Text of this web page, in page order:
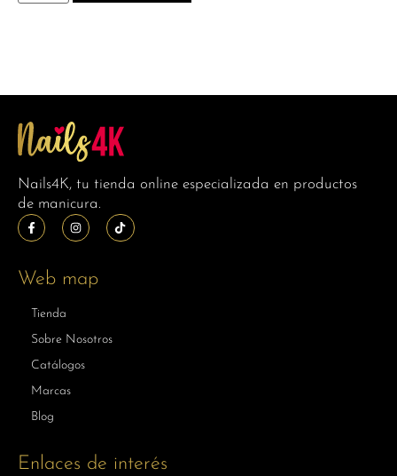
Nails4K, tu tienda online especializada en productos
de manicura.
Web map
Tienda
Sobre Nosotros
Catálogos
Marcas
Blog
Enlaces de interés